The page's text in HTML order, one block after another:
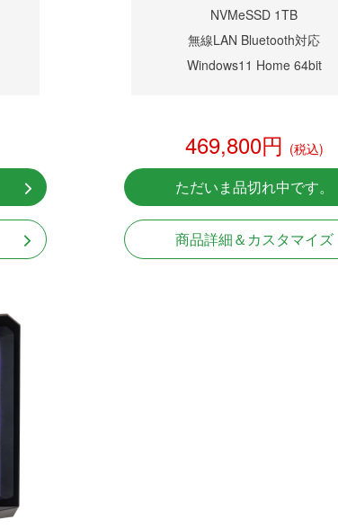
NVMeSSD 1TB
無線LAN Bluetooth対応
Windows11 Home 64bit
469,800円 (税込)
ただいま品切れ中です。
商品詳細＆カスタマイズ